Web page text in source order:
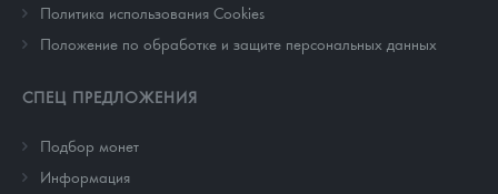
Политика использования Cookies
Положение по обработке и защите персональных данных
СПЕЦ ПРЕДЛОЖЕНИЯ
Подбор монет
Информация